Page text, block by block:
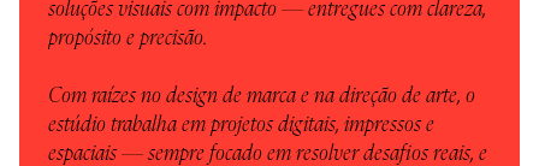
soluções visuais com impacto — entregues com clareza,
propósito e precisão.
Com raízes no design de marca e na direção de arte, o
estúdio trabalha em projetos digitais, impressos e
espaciais — sempre focado em resolver desafios reais, e